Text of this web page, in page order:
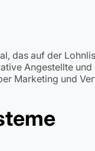
das auf der
Angestellte
Marketing und